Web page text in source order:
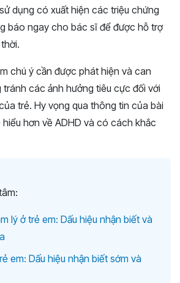
dụng có xuất hiện các triệu chứng
báo ngay cho bác sĩ để được hỗ trợ
chú ý cần được phát hiện và can
các ảnh hưởng tiêu cực đối với
trẻ. Hy vọng qua thông tin của bài
hơn về ADHD và có cách khắc
lý ở trẻ em: Dấu hiệu nhận biết và
em: Dấu hiệu nhận biết sớm và